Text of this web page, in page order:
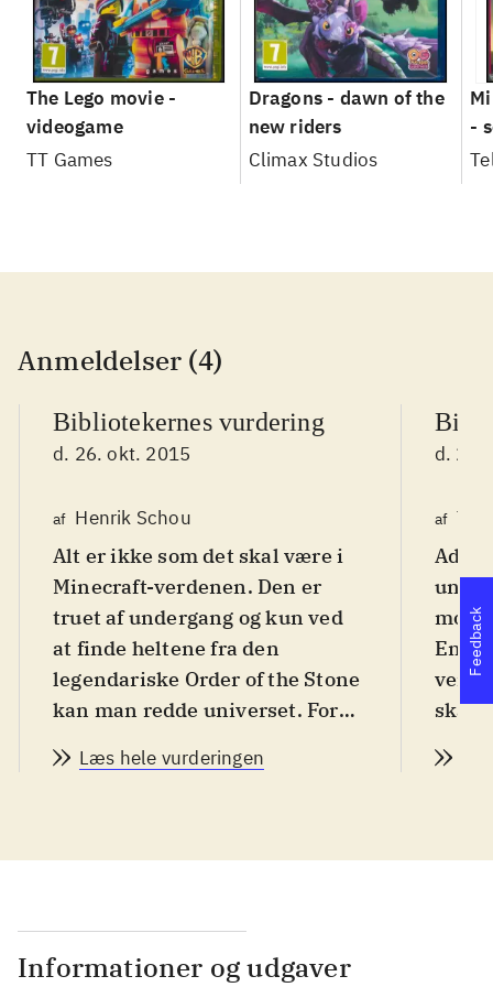
The Lego movie -
videogame
TT Games
Dragons - dawn of the
new riders
Climax Studios
-
Anmeldelser (4)
Bibliotekernes vurdering
d. 26. okt. 2015
af Henrik Schou
Alt er ikke som det skal være i
Minecraft-verdenen. Den er
truet af undergang og kun ved
at finde heltene fra den
legendariske Order of the Stone
kan man redde universet. For
Story mode kan snyde. Det er
click adventurespil, i 5 kapitler
resten frigives løbende). Spillet
foregår godt nok i Minecraft-
Læs hele vurderingen
d. 26.
af
mod
En
skal
Informationer og udgaver
Feedback